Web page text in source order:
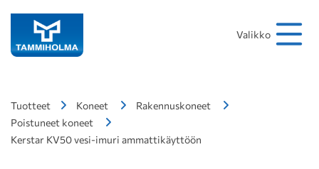
Valikko
Tuotteet Koneet
Rakennuskoneet
Poistuneet koneet
Kerstar KV50 vesi-imuri ammattikäyttöön